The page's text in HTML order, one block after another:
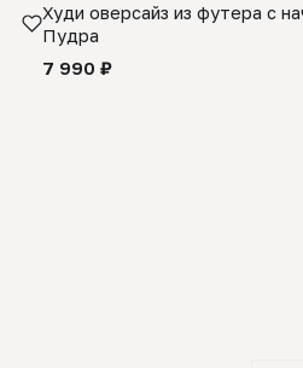
Худи оверсайз из футера с
Пудра
7 990 ₽